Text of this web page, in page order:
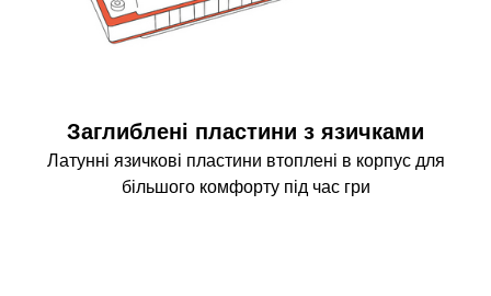
Заглиблені пластини з язичками
Латунні язичкові пластини втоплені в корпус для
більшого комфорту під час гри